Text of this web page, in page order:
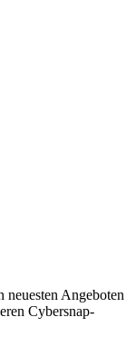
Angeboten
Cybersnap-